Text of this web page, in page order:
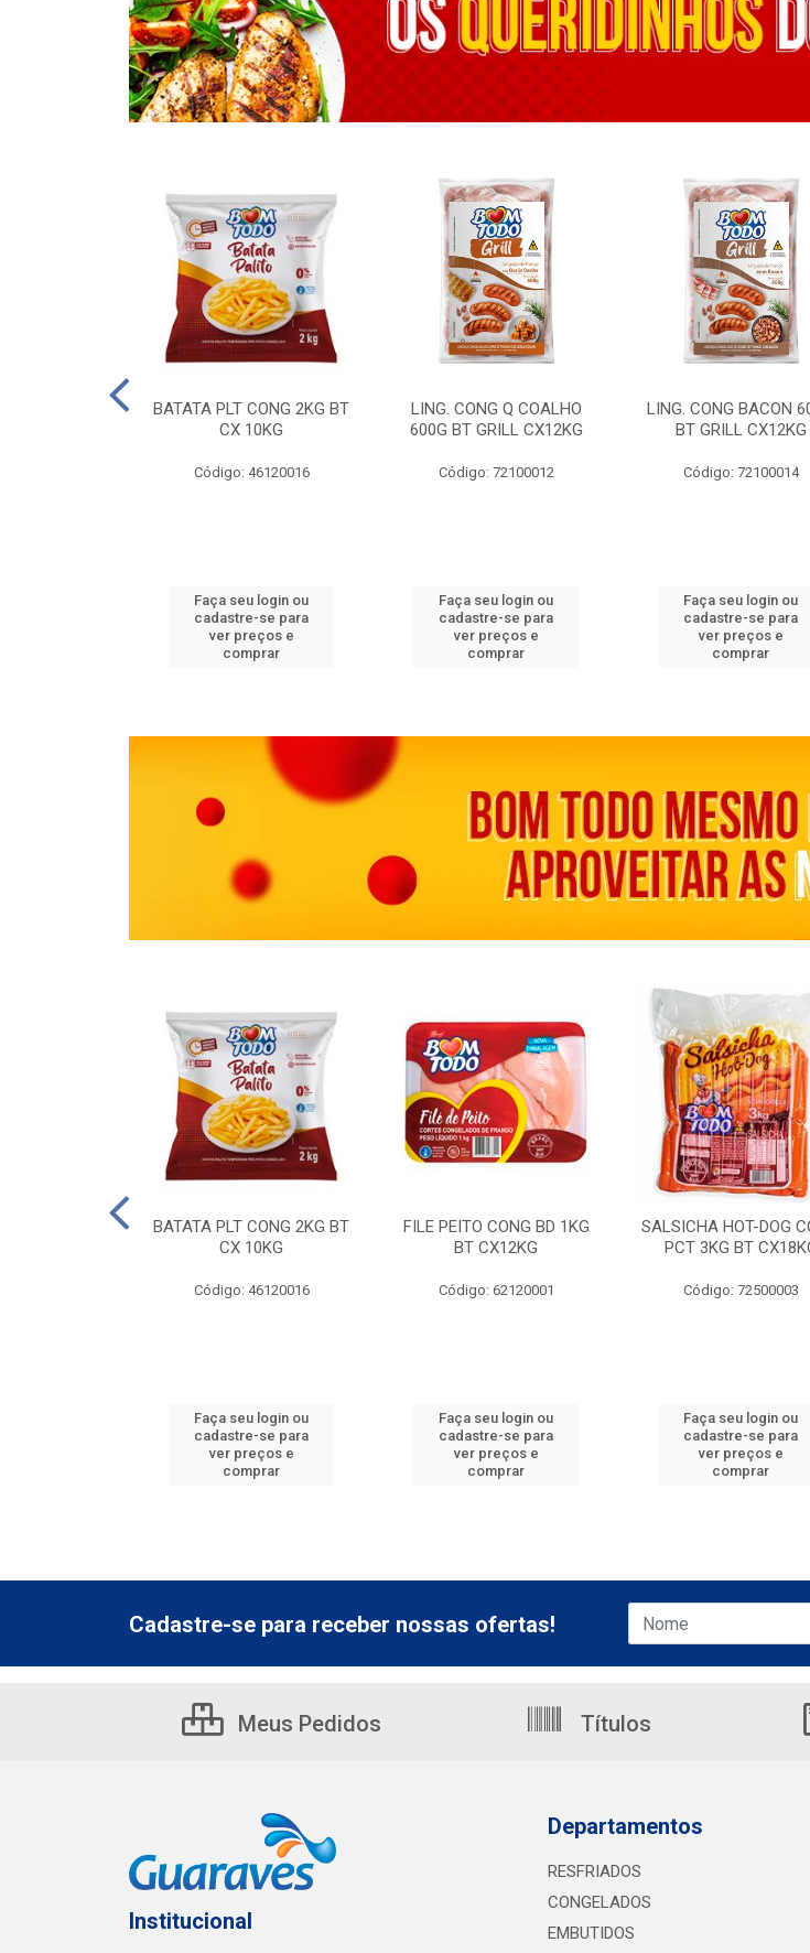
BATATA PLT CONG 2KG BT
CX 10KG
Código: 46120016
Faça seu login ou
cadastre-se para
ver preços e
comprar
LING. CONG Q COALHO
600G BT GRILL CX12KG
Código: 72100012
Faça seu login ou
cadastre-se para
ver preços e
comprar
LING. CONG BACON
BT GRILL CX12KG
Código: 72100014
Faça seu login ou
cadastre-se para
ver preços e
comprar
BATATA PLT CONG 2KG BT
CX 10KG
Código: 46120016
Faça seu login ou
cadastre-se para
ver preços e
comprar
FILE PEITO CONG BD 1KG
BT CX12KG
Código: 62120001
Faça seu login ou
cadastre-se para
ver preços e
comprar
SALSICHA HOT-DOG
PCT 3KG BT
Código: 72500003
Faça seu login ou
cadastre-se para
ver preços e
comprar
Cadastre-se para receber nossas ofertas!
Meus Pedidos Títulos
Institucional
Departamentos
RESFRIADOS
CONGELADOS
EMBUTIDOS